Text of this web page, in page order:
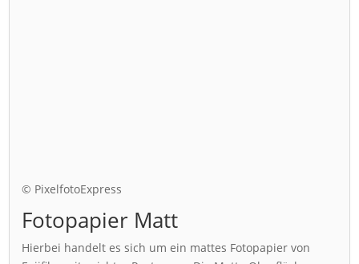
© PixelfotoExpress
Fotopapier Matt
Hierbei handelt es sich um ein mattes Fotopapier von